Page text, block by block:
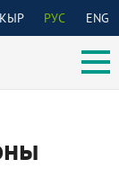
КЫР РУС ENG